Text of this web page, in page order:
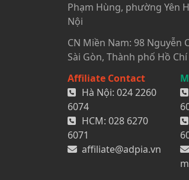
Phạm Hùng, phường Yên
Nội
CN Miền Nam: 98 Nguyễn
Sài Gòn, Thành phố Hồ
Affiliate Contact
Hà Nội: 024 2260
6074
HCM: 028 6270
6071
affiliate@adpia.vn